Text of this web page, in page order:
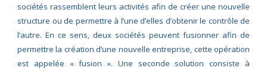
sociétés rassemblent leurs activités afin de créer une nouvelle
structure ou de permettre à l’une d’elles d’obtenir le contrôle de
l’autre. En ce sens, deux sociétés peuvent fusionner afin de
permettre la création d’une nouvelle entreprise, cette opération
est appelée « fusion ». Une seconde solution consiste à